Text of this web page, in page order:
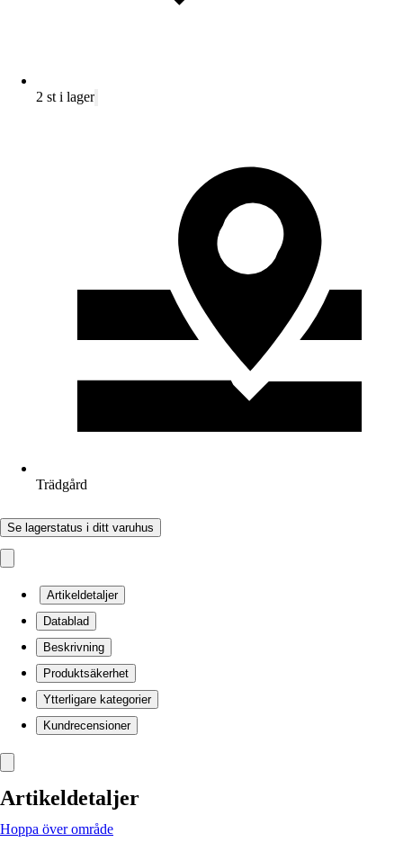
2 st i lager
Trädgård
Se lagerstatus i ditt varuhus
Artikeldetaljer
Datablad
Beskrivning
Produktsäkerhet
Ytterligare kategorier
Kundrecensioner
Artikeldetaljer
Hoppa över område